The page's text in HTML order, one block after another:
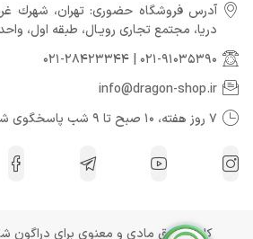
آدرس فروشگاه حضوری: تهران، شهرك
دريا، مجتمع تجارى رويـال، طبقه اول، واحد 110 فروشگاه دراگون
021-91035390
021-28423344
info@dragon-shop.ir
7 روز هفته، 10 صبح تا 9 شب پاسخگوی شما عزیزان هستیم.
کلیه حقوق مادی و معنوی برای